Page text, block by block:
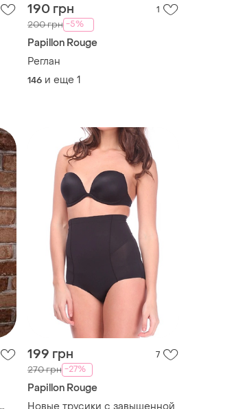
190 грн 1
200 грн -5%
Papillon Rouge
Реглан
146 и еще 1
199 грн 7
270 грн -27%
Papillon Rouge